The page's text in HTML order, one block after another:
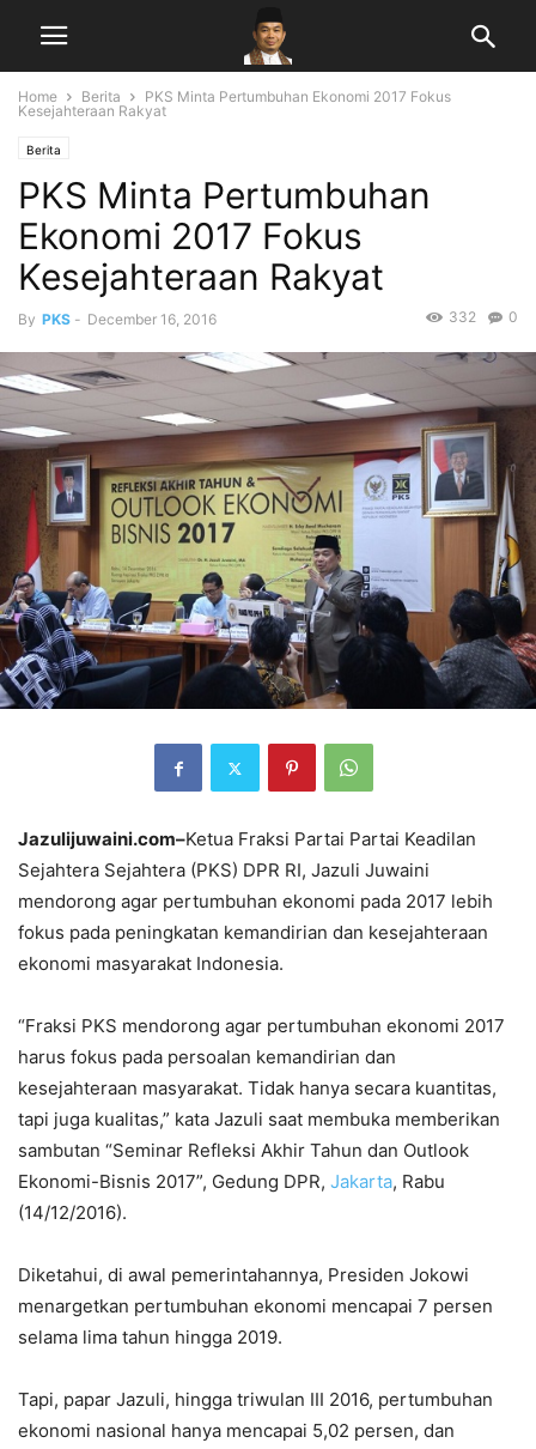
Home Berita
PKS Minta Pertumbuhan Ekonomi 2017 Fokus
Kesejahteraan Rakyat
Berita
PKS Minta Pertumbuhan
Ekonomi 2017 Fokus
Kesejahteraan Rakyat
By PKS - December 16, 2016 0
332
Jazulijuwaini.com–Ketua Fraksi Partai Partai Keadilan
Sejahtera Sejahtera (PKS) DPR RI, Jazuli Juwaini
mendorong agar pertumbuhan ekonomi pada 2017 lebih
fokus pada peningkatan kemandirian dan kesejahteraan
ekonomi masyarakat Indonesia.
“Fraksi PKS mendorong agar pertumbuhan ekonomi 2017
harus fokus pada persoalan kemandirian dan
kesejahteraan masyarakat. Tidak hanya secara kuantitas,
tapi juga kualitas,” kata Jazuli saat membuka memberikan
sambutan “Seminar Refleksi Akhir Tahun dan Outlook
Ekonomi-Bisnis 2017”, Gedung DPR, Jakarta, Rabu
(14/12/2016).
Diketahui, di awal pemerintahannya, Presiden Jokowi
menargetkan pertumbuhan ekonomi mencapai 7 persen
selama lima tahun hingga 2019.
Tapi, papar Jazuli, hingga triwulan III 2016, pertumbuhan
ekonomi nasional hanya mencapai 5,02 persen, dan